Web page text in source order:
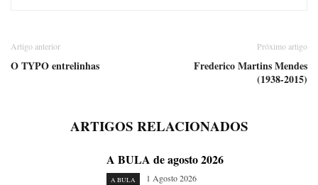
Artigo anterior
O TYPO entrelinhas
Próximo artigo
Frederico Martins Mendes
(1938-2015)
ARTIGOS RELACIONADOS
A BULA de agosto 2026
A BULA 1 Agosto 2026